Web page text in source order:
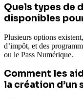
Quels types de
disponibles
Plusieurs options
d’impôt, et des
ou le Pass Numérique.
Comment les
la création d’un